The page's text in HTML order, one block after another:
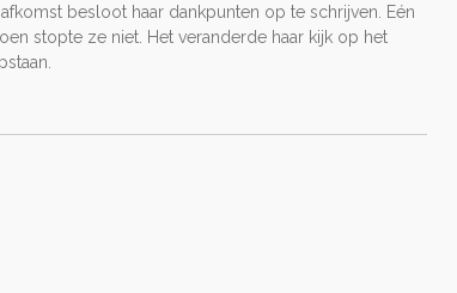
besloot haar dankpunten op te schrijven. Eén
stopte ze niet. Het veranderde haar kijk op het